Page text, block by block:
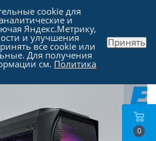
0
cookie для
и
Яндекс.Метрику,
и улучшения
все cookie или
Для получения
см. Политика
Принять